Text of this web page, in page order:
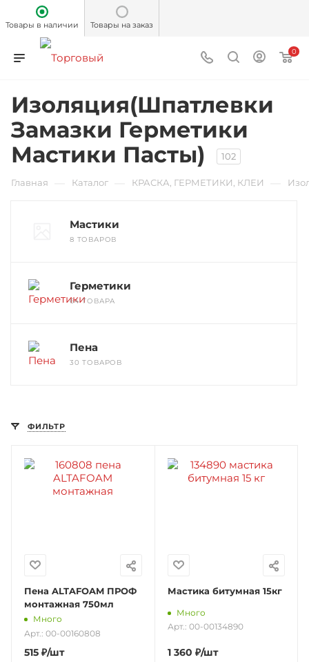
Товары в наличии Товары на заказ
0
Изоляция(Шпатлевки
Замазки Герметики
Мастики Пасты)
102
Главная Каталог КРАСКА, ГЕРМЕТИКИ, КЛЕИ
Мастики
8 ТОВАРОВ
Герметики
64 ТОВАРА
Пена
30 ТОВАРОВ
ФИЛЬТР
Пена ALTAFOAM ПРОФ
монтажная 750мл
Много
Арт.: 00-00160808
515 ₽/шт
Мастика битумная 15кг
Много
Арт.: 00-00134890
1 360 ₽/шт